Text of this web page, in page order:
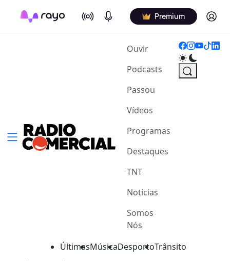
On Air Podcasts Premium Log in
Ouvir(current)
Podcasts
Passou
Vídeos
Programas
Destaques
TNT
Notícias
Somos
Nós
ÚltimasMúsicaDesportoTrânsito